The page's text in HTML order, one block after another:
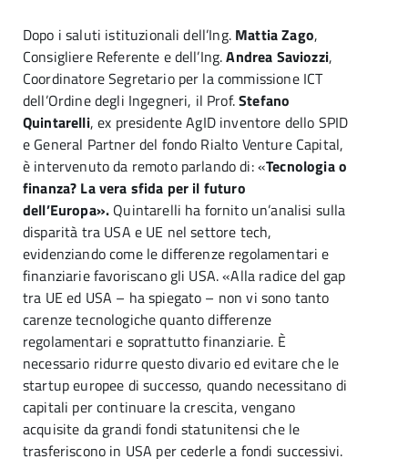
Dopo i saluti istituzionali dell’Ing. Mattia Zago,
Consigliere Referente e dell’Ing.Andrea Saviozzi,
Coordinatore Segretario per la commissione ICT
dell’Ordine degli Ingegneri, il Prof.Stefano
Quintarelli, ex presidente AgID inventore dello SPID
e General Partner del fondo Rialto Venture Capital,
è intervenuto da remoto parlando di: «Tecnologia o
finanza? La vera sfida per il futuro
dell’Europa». Quintarelli ha fornito un’analisi sulla
disparità tra USA e UE nel settore tech,
evidenziando come le differenze regolamentari e
finanziarie favoriscano gli USA. «Alla radice del gap
tra UE ed USA – ha spiegato – non vi sono tanto
carenze tecnologiche quanto differenze
regolamentari e soprattutto finanziarie. È
necessario ridurre questo divario ed evitare che le
startup europee di successo, quando necessitano di
capitali per continuare la crescita, vengano
acquisite da grandi fondi statunitensi che le
trasferiscono in USA per cederle a fondi successivi.